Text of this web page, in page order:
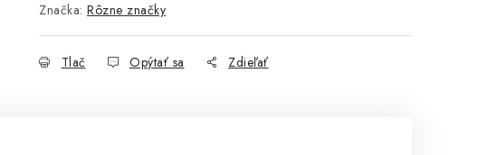
Značka: Rôzne značky
Tlač Opýtať sa Zdieľať